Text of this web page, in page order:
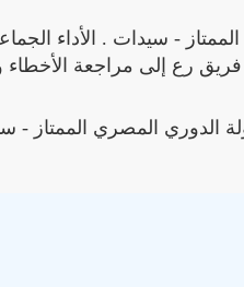
- سيدات . الأداء
فريق رع إلى مراجعة الأخطاء
الدوري المصري الممتاز -